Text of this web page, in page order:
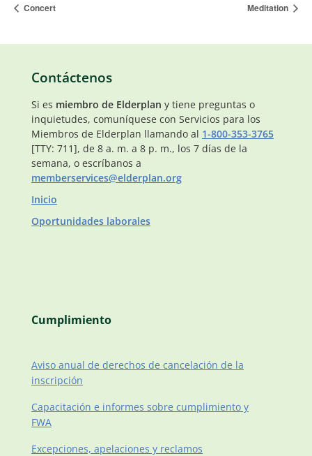
Concert Meditation
Contáctenos
Si es miembro de Elderplan y tiene preguntas o
inquietudes, comuníquese con Servicios para los
Miembros de Elderplan llamando al 1-800-353-3765
[TTY: 711], de 8 a. m. a 8 p. m., los 7 días de la
semana, o escríbanos a
memberservices@elderplan.org
Inicio
Oportunidades laborales
Cumplimiento
Aviso anual de derechos de cancelación de la
inscripción
Capacitación e informes sobre cumplimiento y
FWA
Excepciones, apelaciones y reclamos